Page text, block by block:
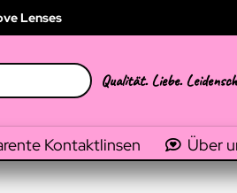
Lenses
Qualität. Liebe.
Kontaktlinsen Über